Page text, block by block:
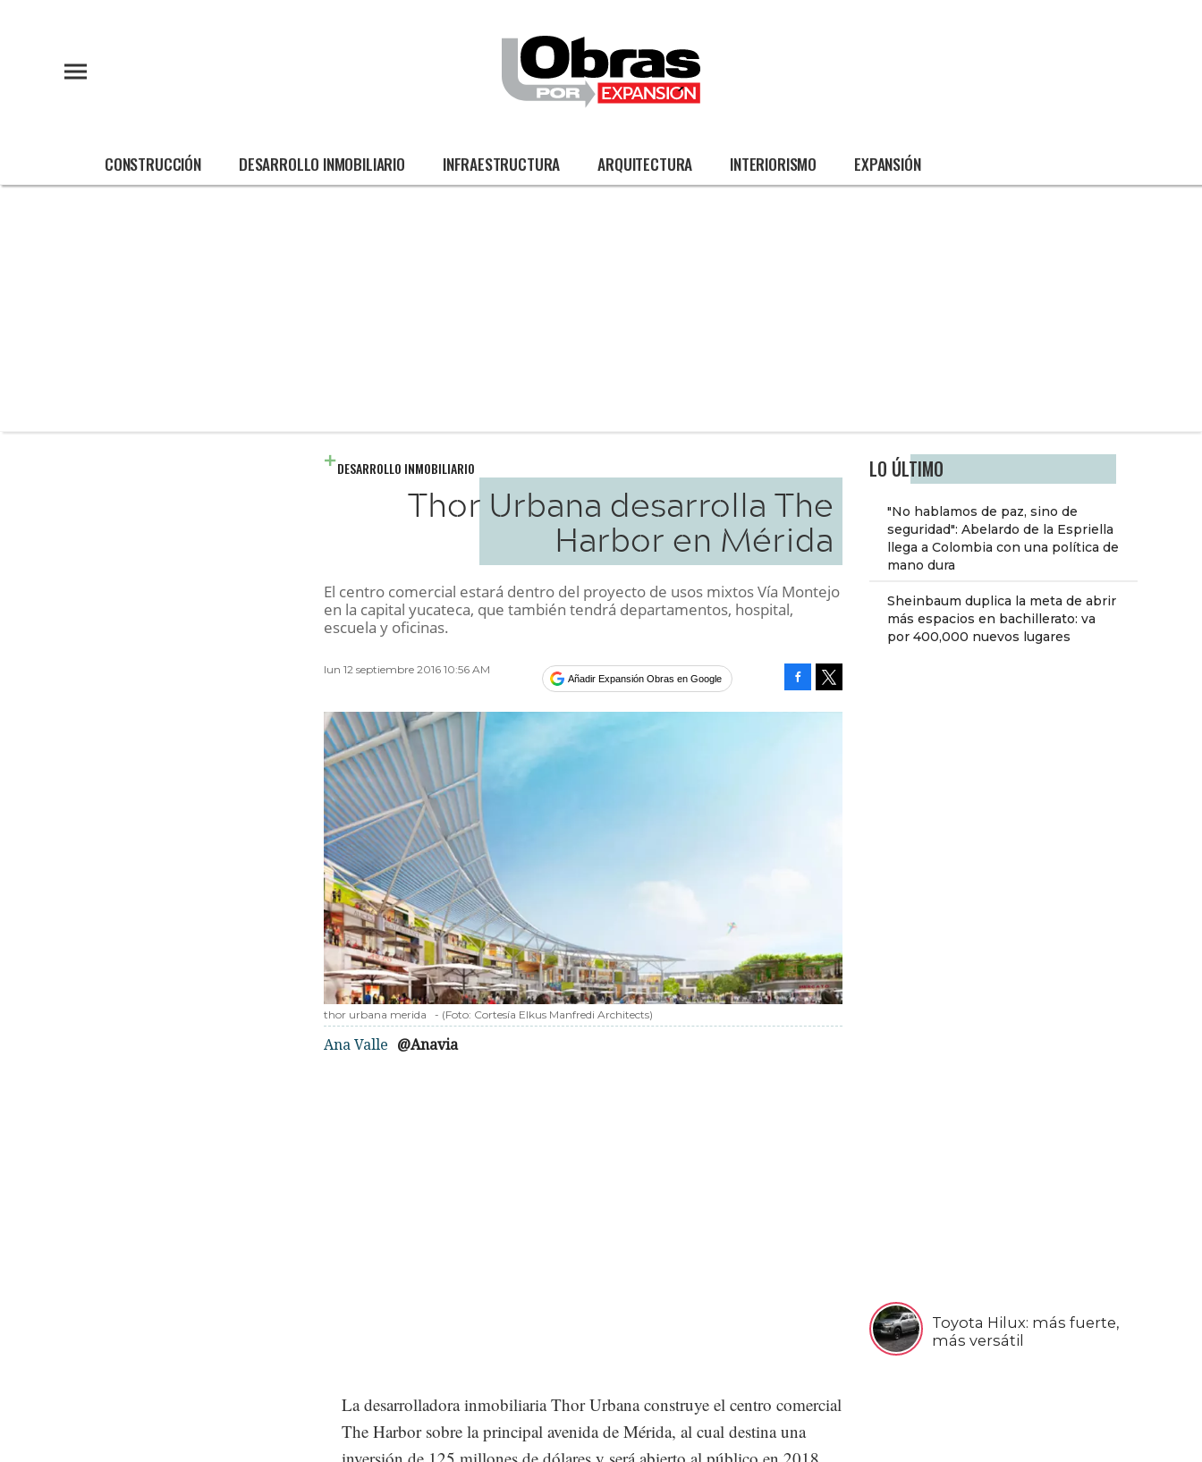
CONSTRUCCIÓN DESARROLLO INMOBILIARIO INFRAESTRUCTURA ARQUITECTURA INTERIORISMO EXPANSIÓN
LO ÚLTIMO
"No hablamos de paz, sino de
seguridad": Abelardo de la Espriella
llega a Colombia con una política de
mano dura
Sheinbaum duplica la meta de abrir
más espacios en bachillerato: va
por 400,000 nuevos lugares
Toyota Hilux: más fuerte,
más versátil
DESARROLLO INMOBILIARIO
Thor Urbana desarrolla The
Harbor en Mérida
El centro comercial estará dentro del proyecto de usos mixtos Vía Montejo
en la capital yucateca, que también tendrá departamentos, hospital,
escuela y oficinas.
lun 12 septiembre 2016 10:56 AM
Añadir Expansión Obras en Google
thor urbana merida - (Foto: Cortesía Elkus Manfredi Architects)
Ana Valle @Anavia
La desarrolladora inmobiliaria Thor Urbana construye el centro comercial
The Harbor sobre la principal avenida de Mérida, al cual destina una